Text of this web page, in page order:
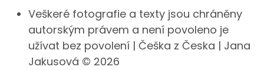
Veškeré fotografie a texty jsou chráněny
autorským právem a není povoleno je
užívat bez povolení | Češka z Česka | Jana
Jakusová © 2026